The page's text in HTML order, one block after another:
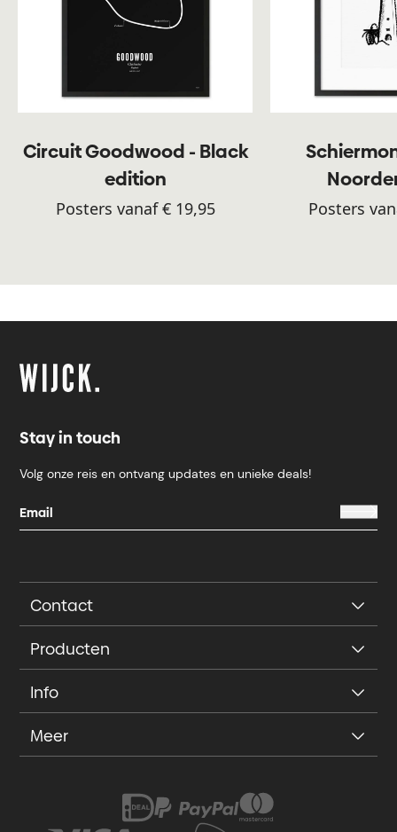
Circuit Goodwood - Black
edition
Posters vanaf € 19,95 Posters
Stay in touch
Volg onze reis en ontvang updates en unieke deals!
Contact
Producten
Info
Meer